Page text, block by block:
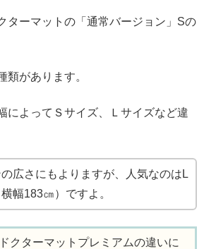
ターマットの「通常バージョン」Sの
類があります。
によってＳサイズ、Ｌサイズなど違
広さにもよりますが、人気なのはL
幅183㎝）ですよ。
クターマットプレミアムの違いに